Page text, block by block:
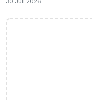
30 Juli 2026